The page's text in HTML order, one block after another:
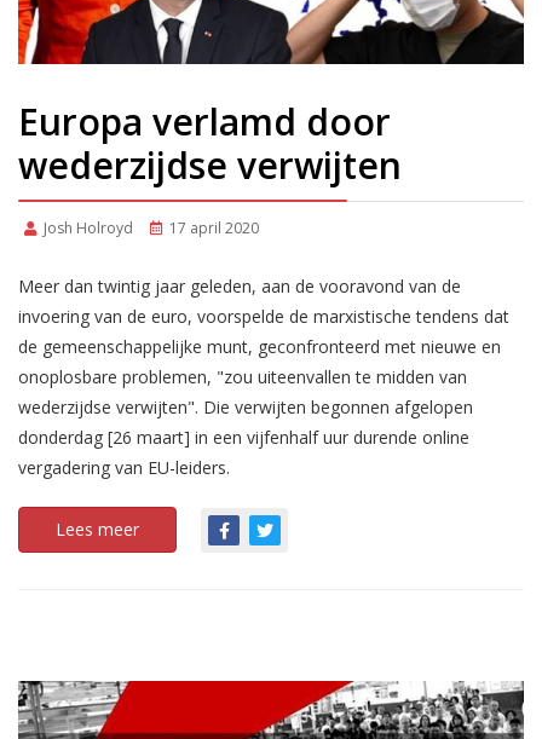
Europa verlamd door
wederzijdse verwijten
Josh Holroyd 17 april 2020
Meer dan twintig jaar geleden, aan de vooravond van de
invoering van de euro, voorspelde de marxistische tendens dat
de gemeenschappelijke munt, geconfronteerd met nieuwe en
onoplosbare problemen, "zou uiteenvallen te midden van
wederzijdse verwijten". Die verwijten begonnen afgelopen
donderdag [26 maart] in een vijfenhalf uur durende online
vergadering van EU-leiders.
Lees meer